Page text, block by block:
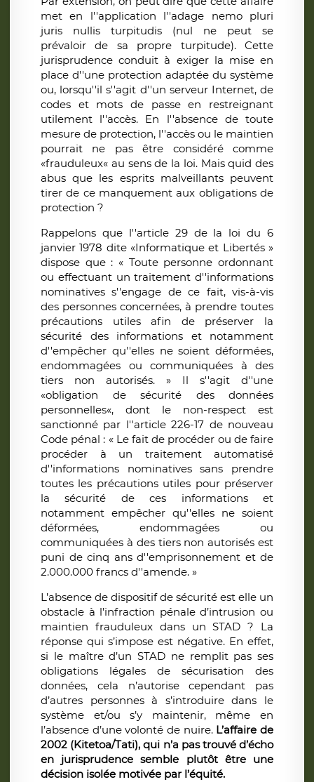
met en l''application l''adage nemo pluri
juris nullis turpitudis (nul ne peut se
prévaloir de sa propre turpitude). Cette
jurisprudence conduit à exiger la mise en
place d''une protection adaptée du système
ou, lorsqu''il s''agit d''un serveur Internet, de
codes et mots de passe en restreignant
utilement l''accès. En l''absence de toute
mesure de protection, l''accès ou le maintien
pourrait ne pas être considéré comme
«frauduleux« au sens de la loi. Mais quid des
abus que les esprits malveillants peuvent
tirer de ce manquement aux obligations de
protection ?
Rappelons que l''article 29 de la loi du 6
janvier 1978 dite «Informatique et Libertés »
dispose que : « Toute personne ordonnant
ou effectuant un traitement d''informations
nominatives s''engage de ce fait, vis-à-vis
des personnes concernées, à prendre toutes
précautions utiles afin de préserver la
sécurité des informations et notamment
d''empêcher qu''elles ne soient déformées,
endommagées ou communiquées à des
tiers non autorisés. » Il s''agit d''une
«obligation de sécurité des données
personnelles«, dont le non-respect est
sanctionné par l''article 226-17 de nouveau
Code pénal : « Le fait de procéder ou de faire
procéder à un traitement automatisé
d''informations nominatives sans prendre
toutes les précautions utiles pour préserver
la sécurité de ces informations et
notamment empêcher qu''elles ne soient
déformées, endommagées ou
communiquées à des tiers non autorisés est
puni de cinq ans d''emprisonnement et de
2.000.000 francs d''amende. »
L’absence de dispositif de sécurité est elle un
obstacle à l’infraction pénale d’intrusion ou
maintien frauduleux dans un STAD ? La
réponse qui s’impose est négative. En effet,
si le maître d’un STAD ne remplit pas ses
obligations légales de sécurisation des
données, cela n’autorise cependant pas
d’autres personnes à s’introduire dans le
système et/ou s’y maintenir, même en
l’absence d’une volonté de nuire. L’affaire de
2002 (Kitetoa/Tati), qui n’a pas trouvé d’écho
en jurisprudence semble plutôt être une
décision isolée motivée par l’équité.